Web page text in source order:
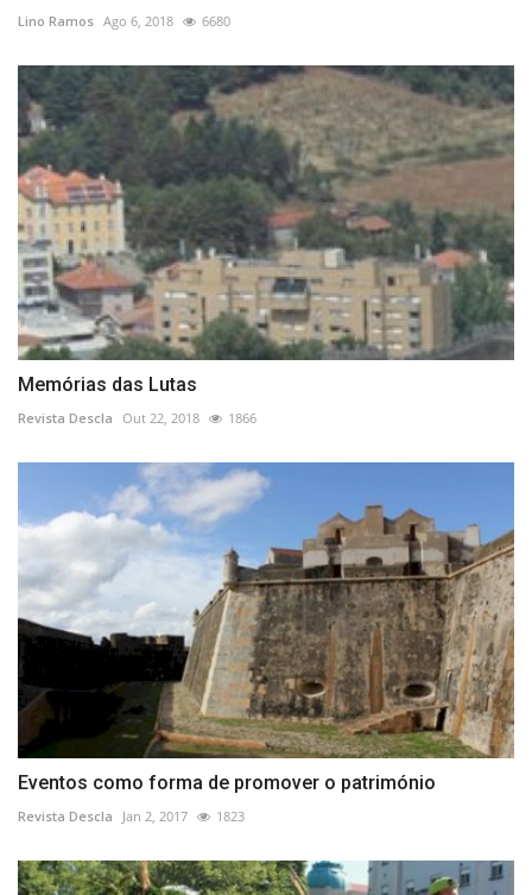
Lino Ramos Ago 6, 2018 6680
Memórias das Lutas
Revista Descla Out 22, 2018 1866
Eventos como forma de promover o património
Revista Descla Jan 2, 2017 1823